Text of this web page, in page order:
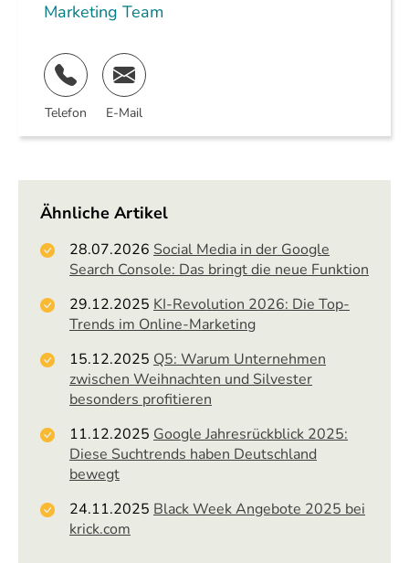
Marketing Team
Telefon E-Mail
Ähnliche Artikel
28.07.2026 Social Media in der Google
Search Console: Das bringt die neue Funktion
29.12.2025 KI-Revolution 2026: Die Top-
Trends im Online-Marketing
15.12.2025 Q5: Warum Unternehmen
zwischen Weihnachten und Silvester
besonders profitieren
11.12.2025 Google Jahresrückblick 2025:
Diese Suchtrends haben Deutschland
bewegt
24.11.2025 Black Week Angebote 2025 bei
krick.com